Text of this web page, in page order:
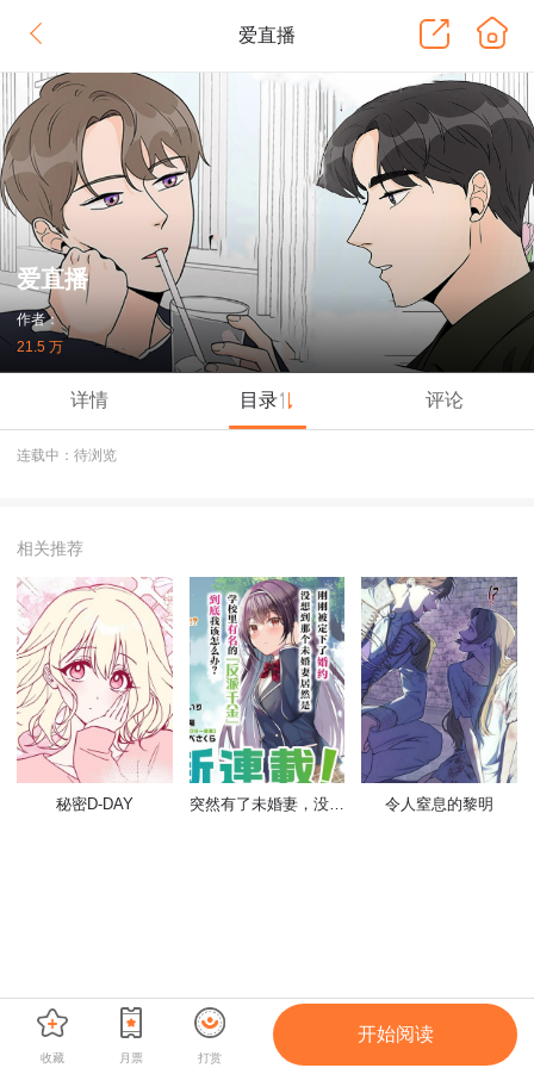
爱直播
爱直播
作者：
21.5 万
详情 目录 评论
连载中：待浏览
相关推荐
秘密D-DAY 突然有了未婚妻，没想到对方竟是闻名全校的“反派千金”，这该如何是好？ 令人窒息的黎明
收藏 月票 打赏
开始阅读